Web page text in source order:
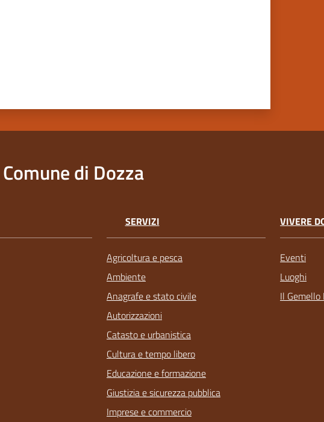
Comune di Dozza
SERVIZI
Agricoltura e pesca
Ambiente
Anagrafe e stato civile
Autorizzazioni
Catasto e urbanistica
Cultura e tempo libero
Educazione e formazione
Giustizia e sicurezza pubblica
Imprese e commercio
VIVERE
Eventi
Luoghi
Il Gemello